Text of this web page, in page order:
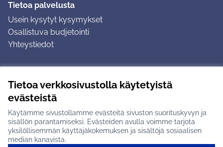
Tietoa verkkosivustolla käytetyistä
evästeistä
Käytämme sivustollamme evästeitä sivuston suorituskyvyn ja
sisällön parantamiseksi. Evästeiden avulla voimme tarjota
yksilöllisemmän käyttäjäkokemuksen ja sisältöjä sosiaalisen
median kanavista.
Tietoa palvelusta
Usein kysytyt kysymykset
Osallistuva budjetointi
Yhteystiedot
Ohjeet kirjautumiseen
Ohjeet kommentin jättämiseen